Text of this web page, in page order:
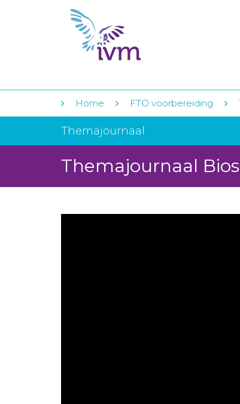
Home FTO voorbereiding
Themajournaal
Themajournaal